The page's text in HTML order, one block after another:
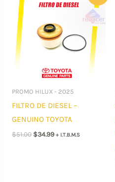
PROMO HILUX - 2025
FILTRO DE DIESEL –
GENUINO TOYOTA
$51.00 El
$34.99El+ I.T.B.M.S